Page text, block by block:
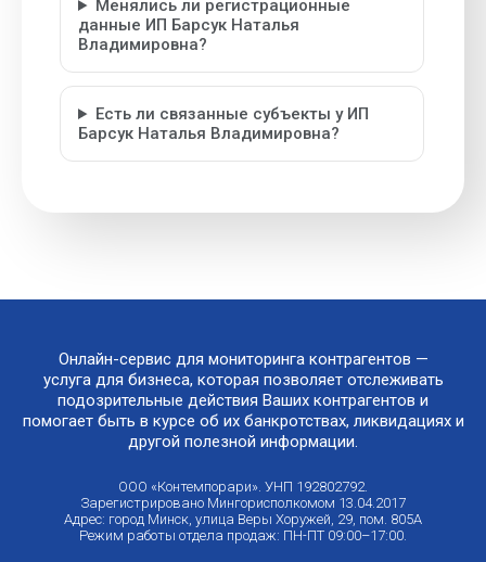
Менялись ли регистрационные
данные ИП Барсук Наталья
Владимировна?
Есть ли связанные субъекты у ИП
Барсук Наталья Владимировна?
Онлайн-сервис для мониторинга контрагентов —
услуга для бизнеса, которая позволяет отслеживать
подозрительные действия Ваших контрагентов и
помогает быть в курсе об их банкротствах, ликвидациях и
другой полезной информации.
ООО «Контемпорари». УНП 192802792.
Зарегистрировано Мингорисполкомом 13.04.2017
Адрес: город Минск, улица Веры Хоружей, 29, пом. 805А
Режим работы отдела продаж: ПН-ПТ 09:00–17:00.